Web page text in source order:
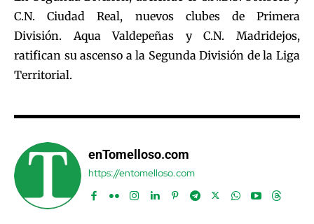
C.N. Ciudad Real, nuevos clubes de Primera
División. Aqua Valdepeñas y C.N. Madridejos,
ratifican su ascenso a la Segunda División de la Liga
Territorial.
enTomelloso.com
https://entomelloso.com